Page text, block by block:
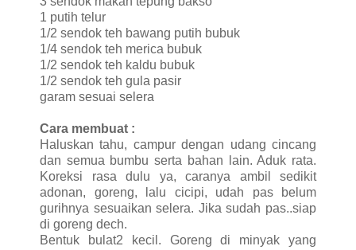
1 putih telur
1/2 sendok teh bawang putih bubuk
1/4 sendok teh merica bubuk
1/2 sendok teh kaldu bubuk
1/2 sendok teh gula pasir
garam sesuai selera
Cara membuat :
Haluskan tahu, campur dengan udang cincang
dan semua bumbu serta bahan lain. Aduk rata.
Koreksi rasa dulu ya, caranya ambil sedikit
adonan, goreng, lalu cicipi, udah pas belum
gurihnya sesuaikan selera. Jika sudah pas..siap
di goreng dech.
Bentuk bulat2 kecil. Goreng di minyak yang